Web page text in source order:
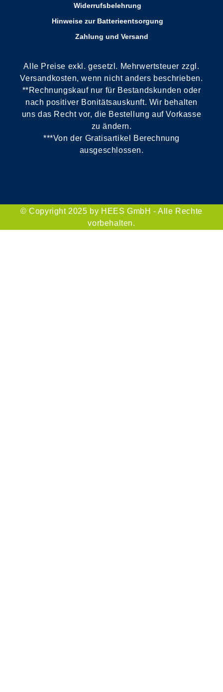
Widerrufsbelehrung
Hinweise zur Batterieentsorgung
Zahlung und Versand
Alle Preise exkl. gesetzl. Mehrwertsteuer zzgl.
Versandkosten, wenn nicht anders beschrieben.
**Rechnungskauf nur für Bestandskunden oder
nach positiver Bonitätsauskunft. Wir behalten
uns das Recht vor, die Bestellung auf Vorkasse
zu ändern.
***Von der Gratisartikel Berechnung
ausgeschlossen.
© Copyright 2025 by HEES GmbH - Alle Rechte
vorbehalten.